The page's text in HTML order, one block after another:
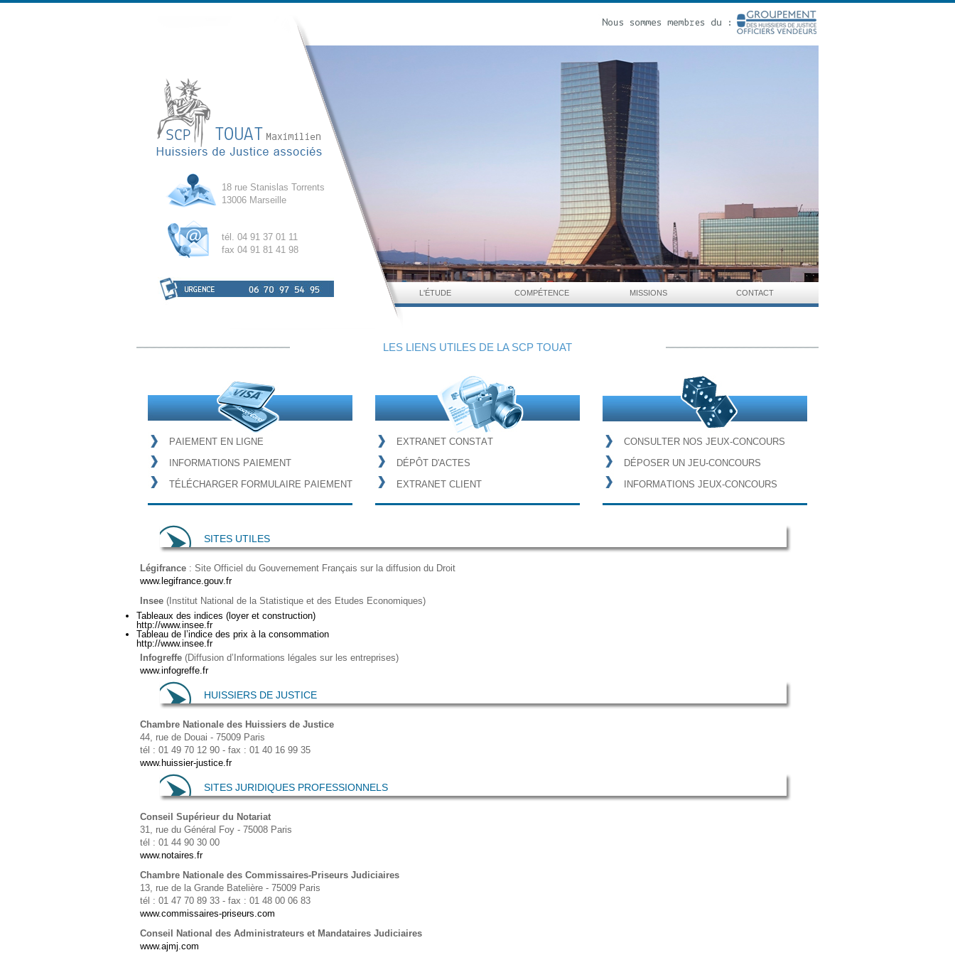
18 rue Stanislas Torrents
13006 Marseille
tél. 04 91 37 01 11
fax 04 91 81 41 98
L'ÉTUDE COMPÉTENCE MISSIONS CONTACT
LES LIENS UTILES DE LA SCP TOUAT
PA E M E NT E N L G N E
N FORMAT ONS PA E M E NT
TÉ LÉCHARG E R FORM ULA RE PA E M E NT
EXTRAN ET CONSTAT
DÉ PÔT D'ACTES
EXTRAN ET CL E NT
CONSULTE R NOS J EUX-CONCOURS
DÉ POS E R UN J EU-CONCOURS
N FORMAT ONS J EUX-CONCOURS
SITES UTILES
Légifrance : Site Officiel du Gouvernement Français sur la diffusion du Droit
www.legifrance.gouv.fr
Insee (Institut National de la Statistique et des Etudes Economiques)
Tableaux des indices (loyer et construction)
http://www.insee.fr
Tableau de l’indice des prix à la consommation
http://www.insee.fr
Infogreffe (Diffusion d’Informations légales sur les entreprises)
www.infogreffe.fr
HUISSIERS DE JUSTICE
Chambre Nationale des Huissiers de Justice
44, rue de Douai - 75009 Paris
tél : 01 49 70 12 90 - fax : 01 40 16 99 35
www.huissier-justice.fr
SITES JURIDIQUES PROFESSIONNELS
Conseil Supérieur du Notariat
31, rue du Général Foy - 75008 Paris
tél : 01 44 90 30 00
www.notaires.fr
Chambre Nationale des Commissaires-Priseurs Judiciaires
13, rue de la Grande Batelière - 75009 Paris
tél : 01 47 70 89 33 - fax : 01 48 00 06 83
www.commissaires-priseurs.com
Conseil National des Administrateurs et Mandataires Judiciaires
www.ajmj.com